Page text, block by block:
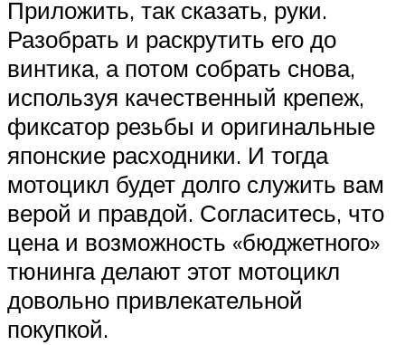
Приложить, так сказать, руки.
Разобрать и раскрутить его до
винтика, а потом собрать снова,
используя качественный крепеж,
фиксатор резьбы и оригинальные
японские расходники. И тогда
мотоцикл будет долго служить вам
верой и правдой. Согласитесь, что
цена и возможность «бюджетного»
тюнинга делают этот мотоцикл
довольно привлекательной
покупкой.